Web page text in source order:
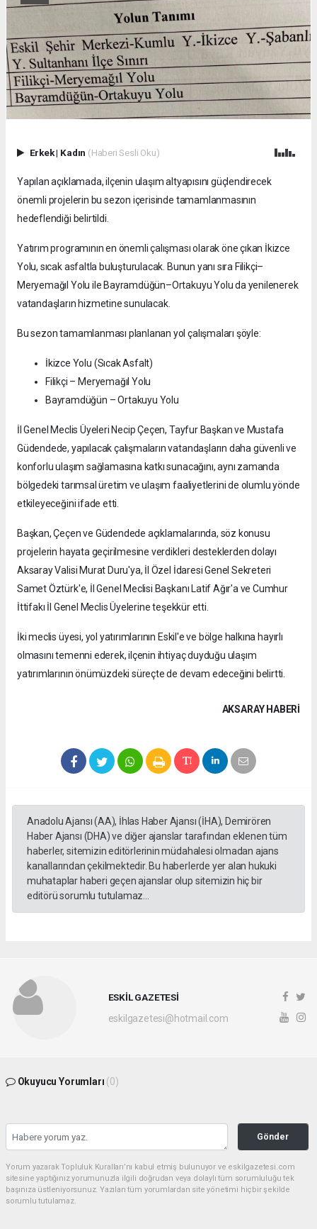
Erkek| Kadın (Haberi Sesli Oku)
Yapılan açıklamada, ilçenin ulaşım altyapısını güçlendirecek
önemli projelerin bu sezon içerisinde tamamlanmasının
hedeflendiği belirtildi.
Yatırım programının en önemli çalışması olarak öne çıkan İkizce
Yolu, sıcak asfaltla buluşturulacak. Bunun yanı sıra Filikçi–
Meryemağıl Yolu ile Bayramdüğün–Ortakuyu Yolu da yenilenerek
vatandaşların hizmetine sunulacak.
Bu sezon tamamlanması planlanan yol çalışmaları şöyle:
İkizce Yolu (Sıcak Asfalt)
Filikçi – Meryemağıl Yolu
Bayramdüğün – Ortakuyu Yolu
İl Genel Meclis Üyeleri Necip Çeçen, Tayfur Başkan ve Mustafa
Güdendede, yapılacak çalışmaların vatandaşların daha güvenli ve
konforlu ulaşım sağlamasına katkı sunacağını, aynı zamanda
bölgedeki tarımsal üretim ve ulaşım faaliyetlerini de olumlu yönde
etkileyeceğini ifade etti.
Başkan, Çeçen ve Güdendede açıklamalarında, söz konusu
projelerin hayata geçirilmesine verdikleri desteklerden dolayı
Aksaray Valisi Murat Duru'ya, İl Özel İdaresi Genel Sekreteri
Samet Öztürk'e, İl Genel Meclisi Başkanı Latif Ağır'a ve Cumhur
İttifakı İl Genel Meclis Üyelerine teşekkür etti.
İki meclis üyesi, yol yatırımlarının Eskil'e ve bölge halkına hayırlı
olmasını temenni ederek, ilçenin ihtiyaç duyduğu ulaşım
yatırımlarının önümüzdeki süreçte de devam edeceğini belirtti.
AKSARAY HABERİ
Anadolu Ajansı (AA), İhlas Haber Ajansı (İHA), Demirören
Haber Ajansı (DHA) ve diğer ajanslar tarafından eklenen tüm
haberler, sitemizin editörlerinin müdahalesi olmadan ajans
kanallarından çekilmektedir. Bu haberlerde yer alan hukuki
muhataplar haberi geçen ajanslar olup sitemizin hiç bir
editörü sorumlu tutulamaz...
ESKİL GAZETESİ
eskilgazetesi@hotmail.com
Okuyucu Yorumları (0)
Gönder
Yorum yazarak Topluluk Kuralları’nı kabul etmiş bulunuyor ve eskilgazetesi.com
sitesine yaptığınız yorumunuzla ilgili doğrudan veya dolaylı tüm sorumluluğu tek
başınıza üstleniyorsunuz. Yazılan tüm yorumlardan site yönetimi hiçbir şekilde
sorumlu tutulamaz.